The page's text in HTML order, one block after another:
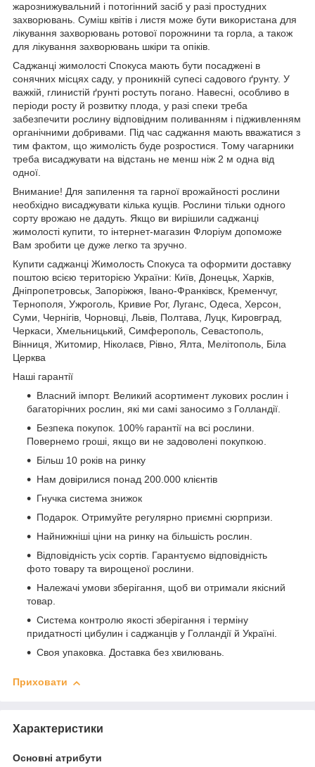
жарознижувальний і потогінний засіб у разі простудних
захворювань. Суміш квітів і листя може бути використана для
лікування захворювань ротової порожнини та горла, а також
для лікування захворювань шкіри та опіків.
Саджанці жимолості Спокуса мають бути посаджені в
сонячних місцях саду, у проникній супесі садового ґрунту. У
важкій, глинистій ґрунті ростуть погано. Навесні, особливо в
періоди росту й розвитку плода, у разі спеки треба
забезпечити рослину відповідним поливанням і підживленням
органічними добривами. Під час саджання мають вважатися з
тим фактом, що жимолість буде розростися. Тому чагарники
треба висаджувати на відстань не менш ніж 2 м одна від
одної.
Внимание! Для запилення та гарної врожайності рослини
необхідно висаджувати кілька кущів. Рослини тільки одного
сорту врожаю не дадуть. Якщо ви вирішили саджанці
жимолості купити, то інтернет-магазин Флоріум допоможе
Вам зробити це дуже легко та зручно.
Купити саджанці Жимолость Спокуса та оформити доставку
поштою всією територією України: Київ, Донецьк, Харків,
Дніпропетровськ, Запоріжжя, Івано-Франківск, Кременчуг,
Тернополя, Ужроголь, Кривие Рог, Луганс, Одеса, Херсон,
Суми, Чернігів, Чорновці, Львів, Полтава, Луцк, Кировград,
Черкаси, Хмельницький, Симферополь, Севастополь,
Вінниця, Житомир, Ніколаєв, Рівно, Ялта, Мелітополь, Біла
Церква
Наші гарантії
Власний імпорт. Великий асортимент лукових рослин і
багаторічних рослин, які ми самі заносимо з Голландії.
Безпека покупок. 100% гарантії на всі рослини.
Повернемо гроші, якщо ви не задоволені покупкою.
Більш 10 років на ринку
Нам довірилися понад 200.000 клієнтів
Гнучка система знижок
Подарок. Отримуйте регулярно приємні сюрпризи.
Найнижніші ціни на ринку на більшість рослин.
Відповідність усіх сортів. Гарантуємо відповідність
фото товару та вирощеної рослини.
Належачі умови зберігання, щоб ви отримали якісний
товар.
Система контролю якості зберігання і терміну
придатності цибулин і саджанців у Голландії й Україні.
Своя упаковка. Доставка без хвилювань.
Приховати
Характеристики
Основні атрибути